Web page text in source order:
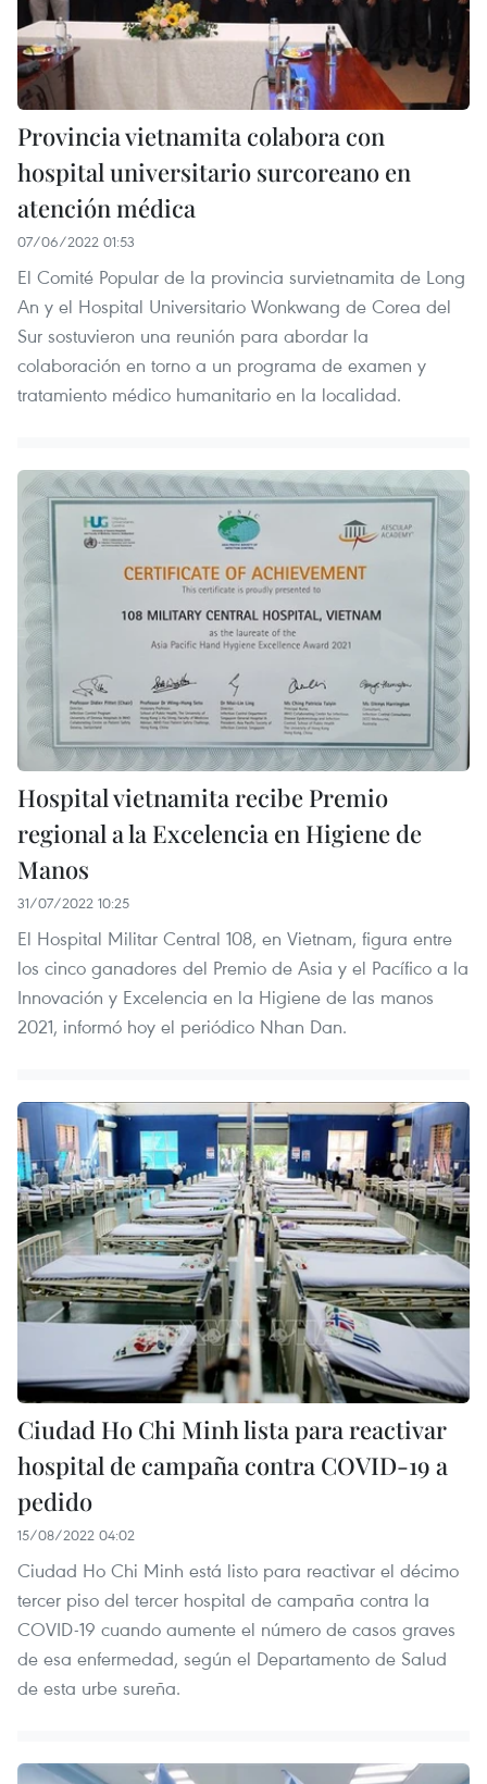
Provincia vietnamita colabora con
hospital universitario surcoreano en
atención médica
07/06/2022 01:53
El Comité Popular de la provincia survietnamita de Long
An y el Hospital Universitario Wonkwang de Corea del
Sur sostuvieron una reunión para abordar la
colaboración en torno a un programa de examen y
tratamiento médico humanitario en la localidad.
Hospital vietnamita recibe Premio
regional a la Excelencia en Higiene de
Manos
31/07/2022 10:25
El Hospital Militar Central 108, en Vietnam, figura entre
los cinco ganadores del Premio de Asia y el Pacífico a la
Innovación y Excelencia en la Higiene de las manos
2021, informó hoy el periódico Nhan Dan.
Ciudad Ho Chi Minh lista para reactivar
hospital de campaña contra COVID-19 a
pedido
15/08/2022 04:02
Ciudad Ho Chi Minh está listo para reactivar el décimo
tercer piso del tercer hospital de campaña contra la
COVID-19 cuando aumente el número de casos graves
de esa enfermedad, según el Departamento de Salud
de esta urbe sureña.